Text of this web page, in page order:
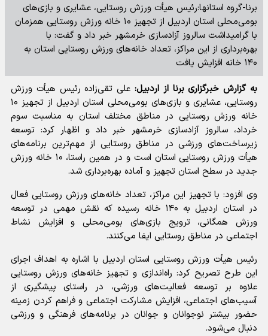
برنا-گروه استانها:رئیس هیأت ورزش روستایی، عشایری و بازی‌های
بومی‌محلی استان اردبیل از تجهیز ۱۰ خانه ورزش روستایی همزمان
با گرامیداشت سالروز آزادسازی خرمشهر خبر داد و گفت: با
بهره‌برداری از این مراکز، تعداد خانه‌های ورزش روستایی استان به
۱۴۰ خانه افزایش یافت
به گزارش خبرگزاری برنا از اردبیل: علی تقی‌زاده رئیس هیأت ورزش
روستایی، عشایری و بازی‌های بومی‌محلی استان اردبیل از تجهیز ۱۰
خانه ورزش روستایی در مناطق مختلف استان به مناسبت سوم
خرداد، سالروز آزادسازی خرمشهر خبر داد و اظهار کرد: توسعه
زیرساخت‌های ورزشی در مناطق روستایی از مهم‌ترین برنامه‌های
هیأت ورزش روستایی استان است و در همین راستا، ۱۰ خانه ورزش
جدید در سطح استان تجهیز و آماده بهره‌برداری شد.
وی افزود: با تجهیز این مراکز، تعداد خانه‌های ورزش روستایی فعال
در استان اردبیل به ۱۴۰ خانه رسیده که نقش مهمی در توسعه
ورزش همگانی، ترویج بازی‌های بومی‌محلی و افزایش نشاط
اجتماعی در مناطق روستایی ایفا می‌کنند.
رئیس هیأت ورزش روستایی استان اردبیل با اشاره به اهداف اجرای
این طرح تصریح کرد: راه‌اندازی و تجهیز خانه‌های ورزش روستایی
علاوه بر توسعه فعالیت‌های ورزشی، در راستای پیشگیری از
آسیب‌های اجتماعی، افزایش مشارکت اجتماعی و فراهم کردن زمینه
حضور بیشتر نوجوانان و جوانان در برنامه‌های فرهنگی و ورزشی
دنبال می‌شود.